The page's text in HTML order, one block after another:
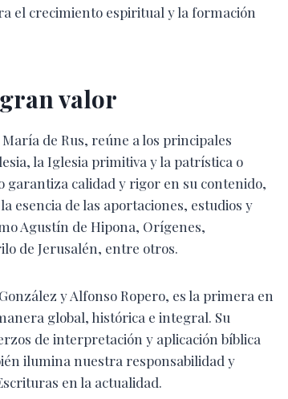
el crecimiento espiritual y la formación
valor
de Rus, reúne a los principales
la Iglesia primitiva y la patrística o
garantiza calidad y rigor en su contenido,
esencia de las aportaciones, estudios y
Agustín de Hipona, Orígenes,
de Jerusalén, entre otros.
y Alfonso Ropero, es la primera en
global, histórica e integral. Su
de interpretación y aplicación bíblica
ilumina nuestra responsabilidad y
en la actualidad.